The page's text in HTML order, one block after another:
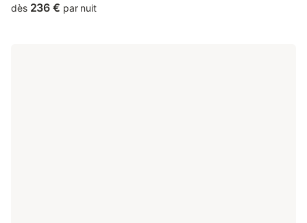
dès 236 € par nuit